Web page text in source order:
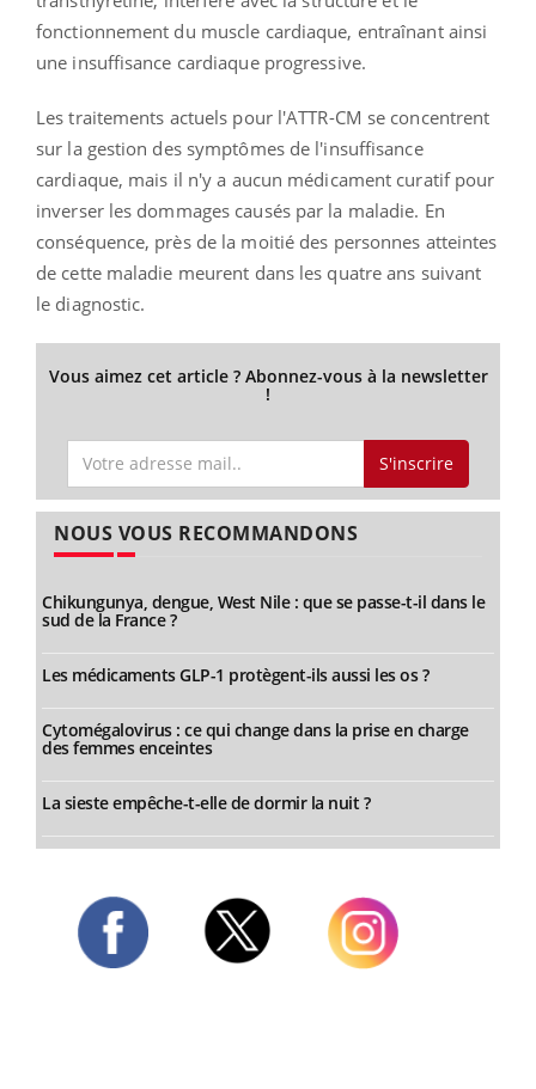
fonctionnement du muscle cardiaque, entraînant ainsi
une insuffisance cardiaque progressive.
Les traitements actuels pour l'ATTR-CM se concentrent
sur la gestion des symptômes de l'insuffisance
cardiaque, mais il n'y a aucun médicament curatif pour
inverser les dommages causés par la maladie. En
conséquence, près de la moitié des personnes atteintes
de cette maladie meurent dans les quatre ans suivant
le diagnostic.
Vous aimez cet article ? Abonnez-vous à la newsletter
!
S'inscrire
NOUS VOUS RECOMMANDONS
Chikungunya, dengue, West Nile : que se passe-t-il dans le
sud de la France ?
Les médicaments GLP-1 protègent-ils aussi les os ?
Cytomégalovirus : ce qui change dans la prise en charge
des femmes enceintes
La sieste empêche-t-elle de dormir la nuit ?